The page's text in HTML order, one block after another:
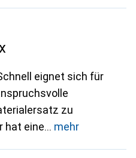
eignet sich für
zu
hat eine
mehr